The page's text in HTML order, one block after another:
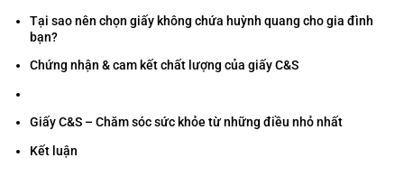
Tại sao nên chọn giấy không chứa huỳnh quang cho gia đình
bạn?
Chứng nhận & cam kết chất lượng của giấy C&S
Giấy C&S – Chăm sóc sức khỏe từ những điều nhỏ nhất
Kết luận